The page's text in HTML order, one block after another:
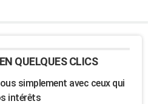
QUELQUES CLICS
simplement avec ceux qui
intérêts